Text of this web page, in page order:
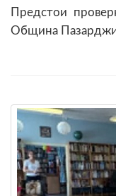
Предстои
Община